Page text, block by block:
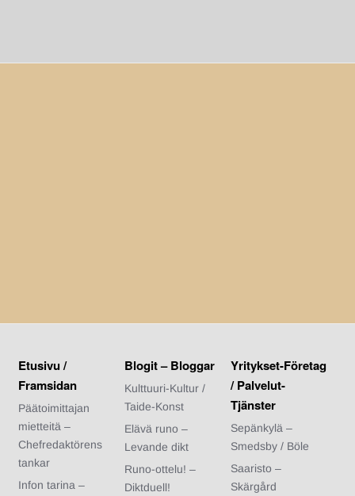
Etusivu /
Framsidan
Päätoimittajan
mietteitä –
Chefredaktörens
tankar
Infon tarina –
Blogit – Bloggar
Kulttuuri-Kultur /
Taide-Konst
Elävä runo –
Levande dikt
Runo-ottelu! –
Diktduell!
Yritykset-Företag
/ Palvelut-
Tjänster
Sepänkylä –
Smedsby / Böle
Saaristo –
Skärgård